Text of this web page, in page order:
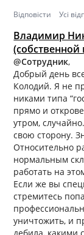
Відповісти Усі
Владимир
(собственной
@Сотрудник,
Добрый день
Колодий. Я не
никами типа
прямо и
утром,
свою сторону.
Относительно
нормальным
работать на
Если же вы
стремитесь
уничтожить, и